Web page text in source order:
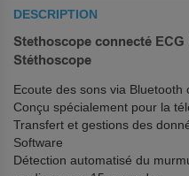
DESCRIPTION
Stethoscope connecté
Stéthoscope
Ecoute des sons via Bluetooth
Conçu spécialement pour la
Transfert et gestions des
Software
Détection automatisé du